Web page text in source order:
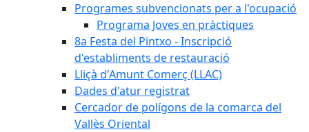
Programes subvencionats per a l'ocupació
Programa Joves en pràctiques
8a Festa del Pintxo - Inscripció
d'establiments de restauració
Lliçà d'Amunt Comerç (LLAC)
Dades d'atur registrat
Cercador de polígons de la comarca del
Vallès Oriental